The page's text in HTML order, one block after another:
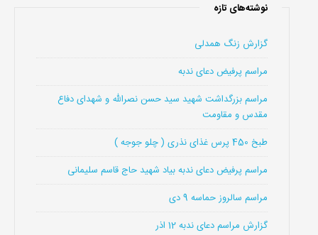
نوشته‌های تازه
گزارش زنگ همدلی
مراسم پرفیض دعای ندبه
مراسم بزرگداشت شهید سید حسن نصرالله و شهدای دفاع
مقدس و مقاومت
طبخ 450 پرس غذای نذری ( چلو جوجه )
مراسم پرفیض دعای ندبه بیاد شهید حاج قاسم سلیمانی
مراسم سالروز حماسه 9 دی
گزارش مراسم دعای ندبه 12 اذر